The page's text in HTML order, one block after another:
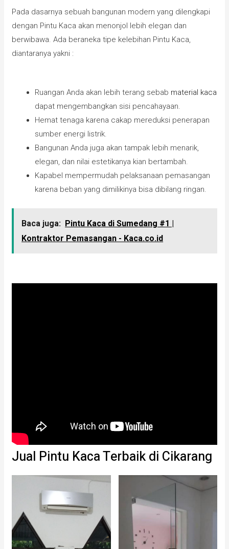
Pada dasarnya sebuah bangunan modern yang dilengkapi
dengan Pintu Kaca akan menonjol lebih elegan dan
berwibawa. Ada beraneka tipe kelebihan Pintu Kaca,
diantaranya yakni :
Ruangan Anda akan lebih terang sebab material kaca
dapat mengembangkan sisi pencahayaan.
Hemat tenaga karena cakap mereduksi penerapan
sumber energi listrik.
Bangunan Anda juga akan tampak lebih menarik,
elegan, dan nilai estetikanya kian bertambah.
Kapabel mempermudah pelaksanaan pemasangan
karena beban yang dimilikinya bisa dibilang ringan.
Baca juga: Pintu Kaca di Sumedang #1 |
Kontraktor Pemasangan - Kaca.co.id
Jual Pintu Kaca Terbaik di Cikarang